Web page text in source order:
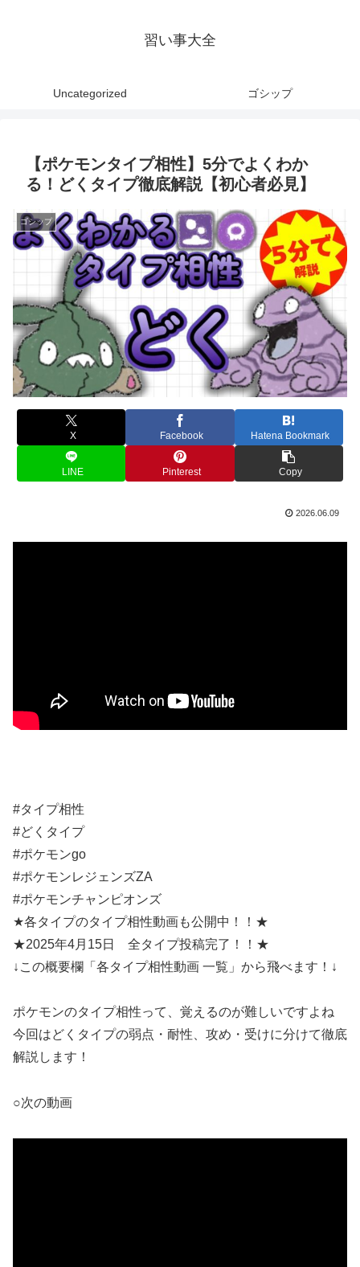
習い事大全
Uncategorized ゴシップ
【ポケモンタイプ相性】5分でよくわか
る！どくタイプ徹底解説【初心者必見】
ゴシップ
X Facebook Hatena Bookmark
LINE Pinterest Copy
2026.06.09
#タイプ相性
#どくタイプ
#ポケモンgo
#ポケモンレジェンズZA
#ポケモンチャンピオンズ
★各タイプのタイプ相性動画も公開中！！★
★2025年4月15日 全タイプ投稿完了！！★
↓この概要欄「各タイプ相性動画 一覧」から飛べます！↓
ポケモンのタイプ相性って、覚えるのが難しいですよね
今回はどくタイプの弱点・耐性、攻め・受けに分けて徹底
解説します！
○次の動画